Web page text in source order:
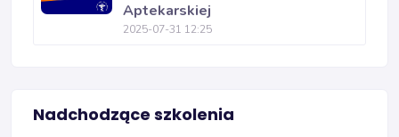
Aptekarskiej
2025-07-31 12:25
Nadchodzące szkolenia